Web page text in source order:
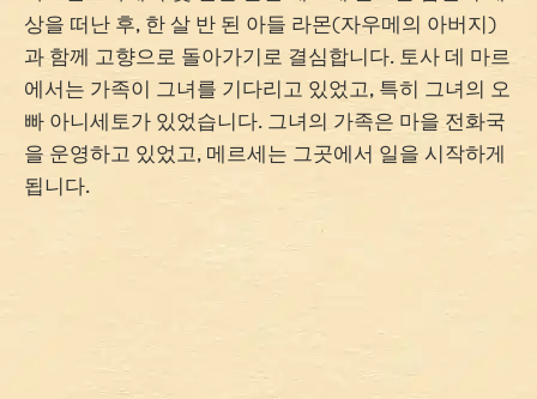
상을 떠난 후, 한 살 반 된 아들 라몬(자우메의 아버지)
과 함께 고향으로 돌아가기로 결심합니다. 토사 데 마르
에서는 가족이 그녀를 기다리고 있었고, 특히 그녀의 오
빠 아니세토가 있었습니다. 그녀의 가족은 마을 전화국
을 운영하고 있었고, 메르세는 그곳에서 일을 시작하게
됩니다.